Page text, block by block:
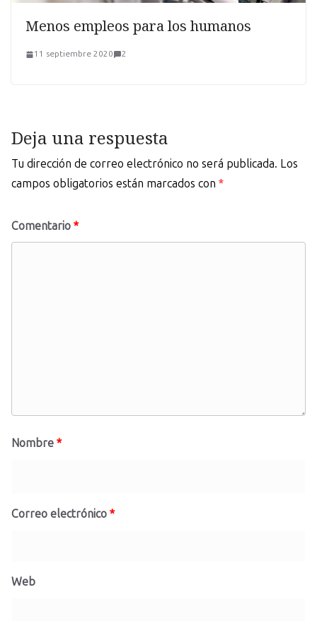
Menos empleos para los humanos
11 septiembre 2020 2
Deja una respuesta
Tu dirección de correo electrónico no será publicada. Los
campos obligatorios están marcados con *
Comentario *
Nombre *
Correo electrónico *
Web